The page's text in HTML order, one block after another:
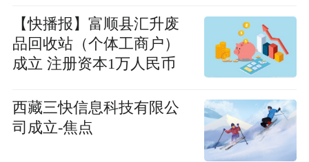
【快播报】富顺县汇升废
品回收站（个体工商户）
成立 注册资本1万人民币
西藏三快信息科技有限公
司成立-焦点